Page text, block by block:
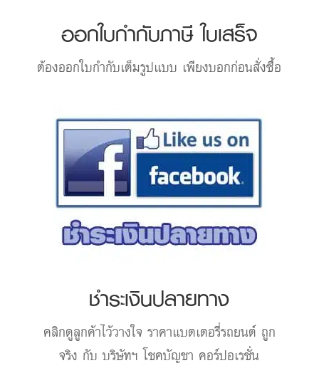
ออกใบกำกับภาษี ใบเสร็จ
ต้องออกใบกำกับเต็มรูปแบบ เพียงบอกก่อนสั่งซื้อ
ชำระเงินปลายทาง
คลิกดูลูกค้าไว้วางใจ ราคาแบตเตอรี่รถยนต์ถูก
จริง กับ บริษัทฯ โชคบัญชา คอร์ปอเรชั่น